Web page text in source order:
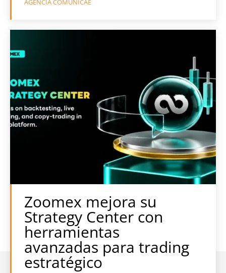
AGENCIA COMUNICAE
Zoomex mejora su
Strategy Center con
herramientas
avanzadas para trading
estratégico